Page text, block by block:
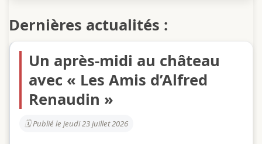
Dernières actualités :
Un après-midi au château
avec « Les Amis d’Alfred
Renaudin »
Publié le jeudi 23 juillet 2026